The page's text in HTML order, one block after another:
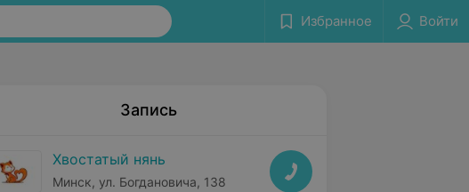
Избранное Войти
Запись
Хвостатый нянь
Минск, ул. Богдановича, 138